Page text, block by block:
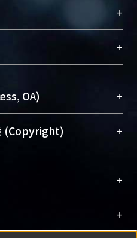
，為永久珍藏及向國際
學術能量，圖書館整合
（AH）不同功能平
scholars。期能整合研
promote researcher
Library integrates the
with “Academic
+
Library)
+
OA) +
升資訊取用性的社會運
過將研究著作公開供使
究發展、提升研究影響
入了解OA）
(Copyright) +
者所有，或由第三方贊
版權所有者及第三方同
submission is your
+
+